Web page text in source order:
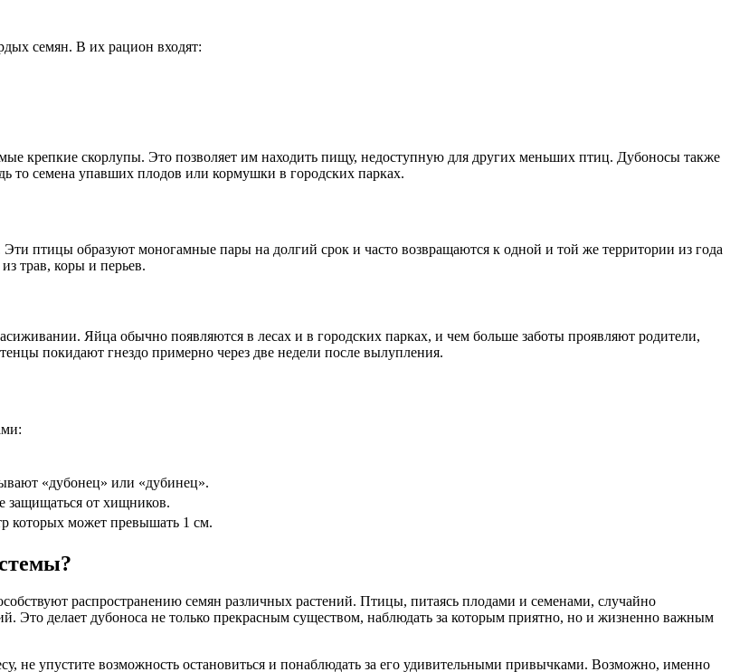
семян. В их рацион входят:
крепкие скорлупы. Это позволяет им находить пищу, недоступную для других меньших птиц. Дубоносы также
то семена упавших плодов или кормушки в городских парках.
птицы образуют моногамные пары на долгий срок и часто возвращаются к одной и той же территории из года
трав, коры и перьев.
Яйца обычно появляются в лесах и в городских парках, и чем больше заботы проявляют родители,
покидают гнездо примерно через две недели после вылупления.
«дубонец» или «дубинец».
защищаться от хищников.
которых может превышать 1 см.
распространению семян различных растений. Птицы, питаясь плодами и семенами, случайно
Это делает дубоноса не только прекрасным существом, наблюдать за которым приятно, но и жизненно важным
не упустите возможность остановиться и понаблюдать за его удивительными привычками. Возможно, именно